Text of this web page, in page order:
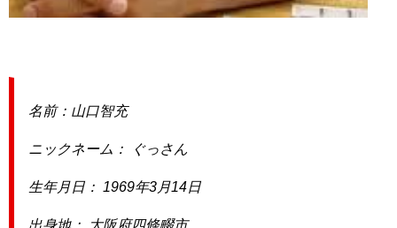
名前：山口智充
ニックネーム： ぐっさん
生年月日： 1969年3月14日